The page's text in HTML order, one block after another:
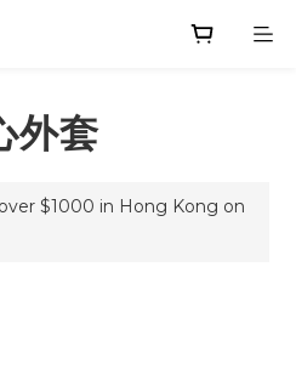
外套
$1000 in Hong Kong on